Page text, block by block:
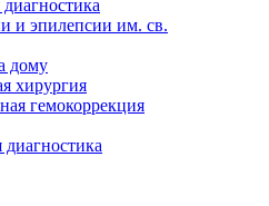
и эпилепсии им. св.
дому
хирургия
гемокоррекция